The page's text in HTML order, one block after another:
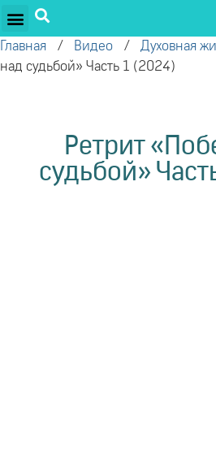
Главная / Видео / Духовная
над судьбой» Часть 1 (2024)
Ретрит
судьбой»